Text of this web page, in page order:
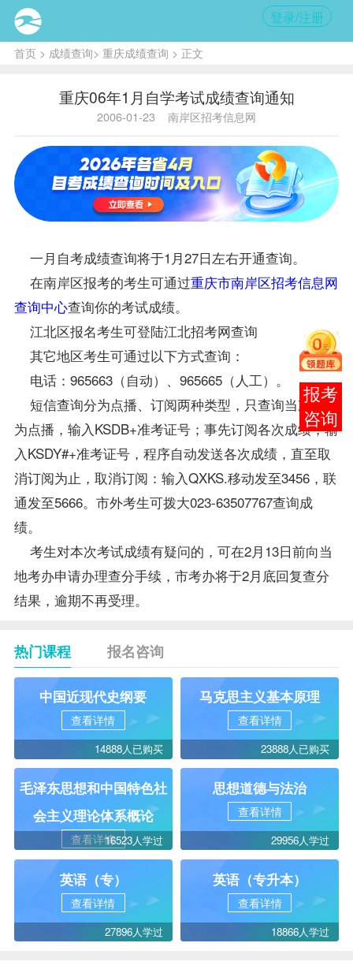
登录/注册
首页> 成绩查询> 重庆成绩查询 > 正文
重庆06年1月自学考试成绩查询通知
2006-01-23 南岸区招考信息网
一月 自考成绩查询将于1月27日左右开通查询。
在南岸区报考的考生可通过重庆市南岸区招考信息网
查询中心查询你的考试成绩。
江北区报名考生可登陆江北招考网查询
其它地区考生可通过以下方式查询：
电话：965663（自动）、965665（人工）。
短信查询分为点播、订阅两种类型，只查询当次成绩
为点播，输入KSDB+准考证号；事先订阅各次成绩，输
入KSDY#+准考证号，程序自动发送各次成绩，直至取
消订阅为止，取消订阅：输入QXKS.移动发至3456，联
通发至5666。市外考生可拨大023-63507767查询成
绩。
考生对本次考试成绩有疑问的，可在2月13日前向当
地考办申请办理查分手续，市考办将于2月底回复查分
结果，逾期不再受理。
热门课程 报名咨询
中国近现代史纲要
查看详情
14888人已购买
马克思主义基本原理
查看详情
23888人已购买
毛泽东思想和中国特色社
会主义理论体系概论
查看详情16523人学过
思想道德与法治
查看详情
29956人学过
英语（专）
查看详情
27896人学过
英语（专升本）
查看详情
18866人学过
报考
咨询